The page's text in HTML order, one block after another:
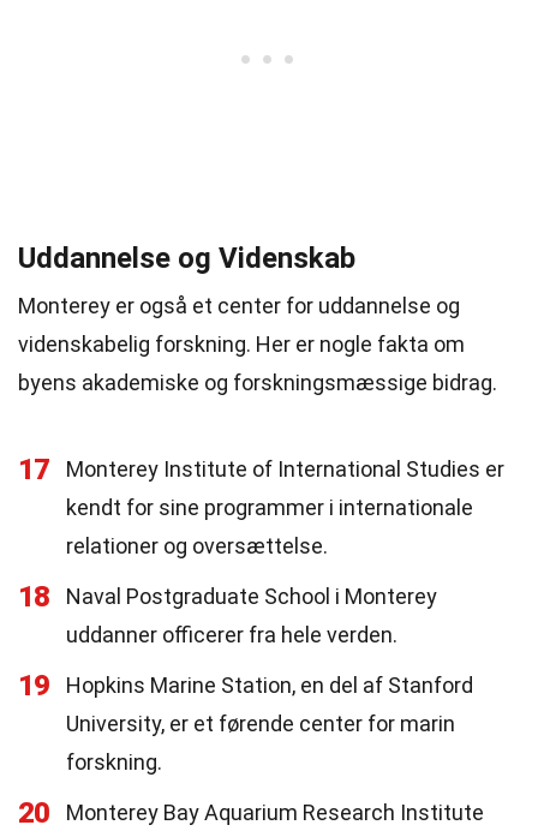
Uddannelse og Videnskab
Monterey er også et center for uddannelse og
videnskabelig forskning. Her er nogle fakta om
byens akademiske og forskningsmæssige bidrag.
17
Monterey Institute of International Studies er
kendt for sine programmer i internationale
relationer og oversættelse.
18
Naval Postgraduate School i Monterey
uddanner officerer fra hele verden.
19
Hopkins Marine Station, en del af Stanford
University, er et førende center for marin
forskning.
20
Monterey Bay Aquarium Research Institute